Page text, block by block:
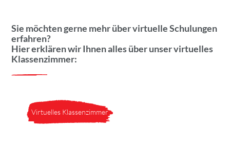
Sie möchten gerne mehr über virtuelle Schulungen
erfahren?
Hier erklären wir Ihnen alles über unser virtuelles
Klassenzimmer:
Virtuelles Klassenzimmer